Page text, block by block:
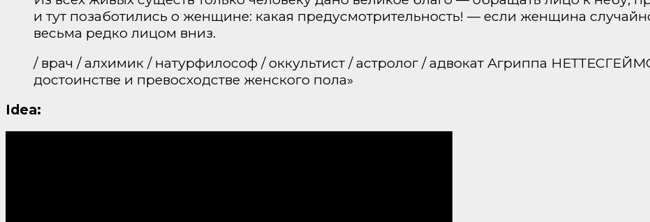
и тут позаботились о женщине: какая предусмотрительность! — если женщина
весьма редко лицом вниз.
/ врач / алхимик / натурфилософ / оккультист / астролог / адвокат Агриппа
достоинстве и превосходстве женского пола»
Idea: